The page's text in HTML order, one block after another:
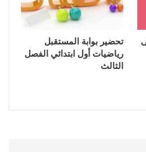
تحضير بوابة المستقبل
رياضيات أول ابتدائي الفصل
الثالث